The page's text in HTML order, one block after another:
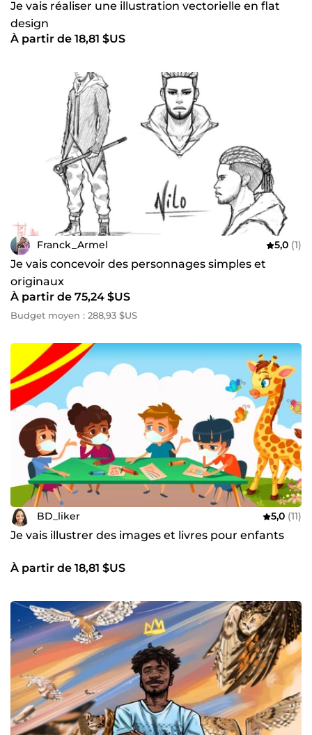
Je vais réaliser une illustration vectorielle en flat
design
À partir de 18,81 $US
Franck_Armel 5,0 (1)
Je vais concevoir des personnages simples et
originaux
À partir de 75,24 $US
Budget moyen : 288,93 $US
BD_liker 5,0 (11)
Je vais illustrer des images et livres pour enfants
À partir de 18,81 $US